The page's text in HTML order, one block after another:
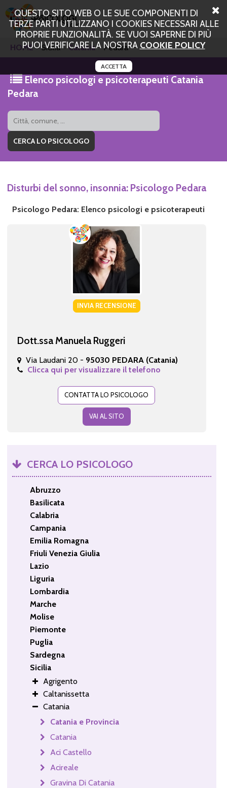
QUESTO SITO WEB O LE SUE COMPONENTI DI
TERZE PARTI UTILIZZANO I COOKIES NECESSARI ALLE
PROPRIE FUNZIONALITÀ. SE VUOI SAPERNE DI PIÙ
PUOI VERIFICARE LA NOSTRA COOKIE POLICY
ACCETTA
HOME Sicilia Catania Pedara
Elenco psicologi e psicoterapeuti Catania
Pedara
Disturbi del sonno, insonnia: Psicologo Pedara
Psicologo Pedara: Elenco psicologi e psicoterapeuti
INVIA RECENSIONE
Dott.ssa Manuela Ruggeri
Via Laudani 20 - 95030 PEDARA (Catania)
Clicca qui per visualizzare il telefono
CONTATTA LO PSICOLOGO
VAI AL SITO
CERCA LO PSICOLOGO
Abruzzo
Basilicata
Calabria
Campania
Emilia Romagna
Friuli Venezia Giulia
Lazio
Liguria
Lombardia
Marche
Molise
Piemonte
Puglia
Sardegna
Sicilia
Agrigento
Caltanissetta
Catania
Catania e Provincia
Catania
Aci Castello
Acireale
Gravina Di Catania